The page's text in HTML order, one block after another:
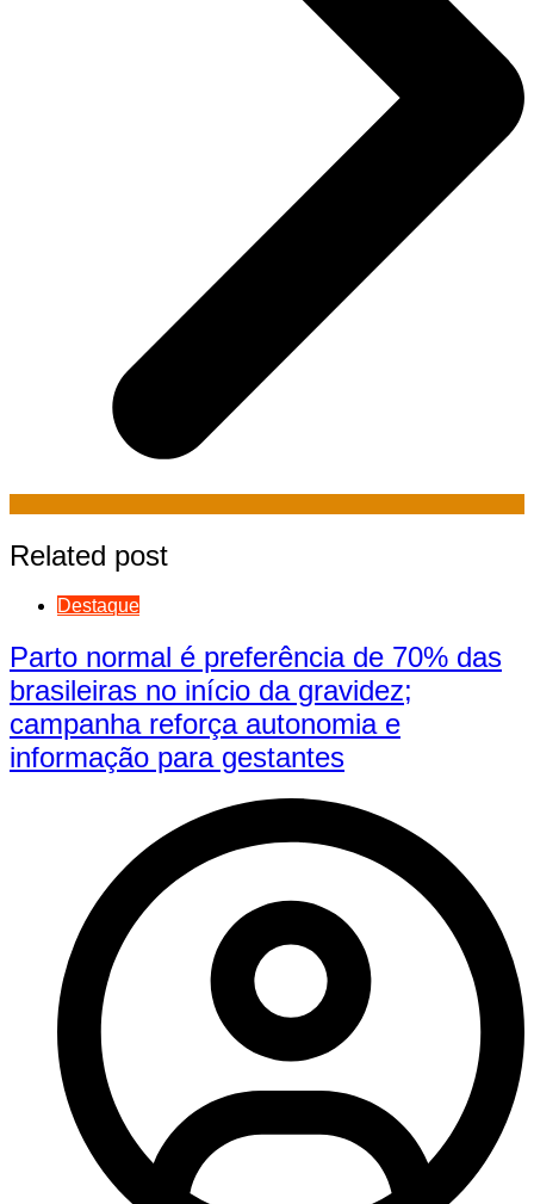
Related post
Destaque
Parto normal é preferência de 70% das
brasileiras no início da gravidez;
campanha reforça autonomia e
informação para gestantes